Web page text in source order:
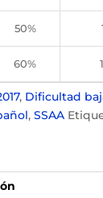
50%
60%
, Dificultad
, SSAA